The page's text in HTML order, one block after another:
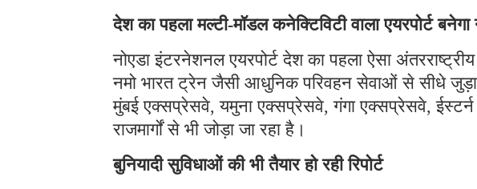
देश का पहला मल्टी-मॉडल कनेक्टिविटी वाला एयरपोर्ट बनेगा
नोएडा इंटरनेशनल एयरपोर्ट देश का पहला ऐसा
नमो भारत ट्रेन जैसी आधुनिक परिवहन सेवाओं से सीधे जुड़ा
मुंबई एक्सप्रेसवे, यमुना एक्सप्रेसवे, गंगा एक्सप्रेसवे,
राजमार्गों से भी जोड़ा जा रहा है।
बुनियादी सुविधाओं की भी तैयार हो रही रिपोर्ट